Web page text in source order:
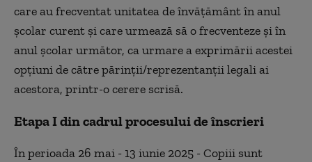
care au frecventat unitatea de învățământ în anul
școlar curent și care urmează să o frecventeze și în
anul școlar următor, ca urmare a exprimării acestei
opțiuni de către părinții/reprezentanții legali ai
acestora, printr-o cerere scrisă.
Etapa I din cadrul procesului de înscrieri
În perioada 26 mai - 13 iunie 2025 - Copiii sunt